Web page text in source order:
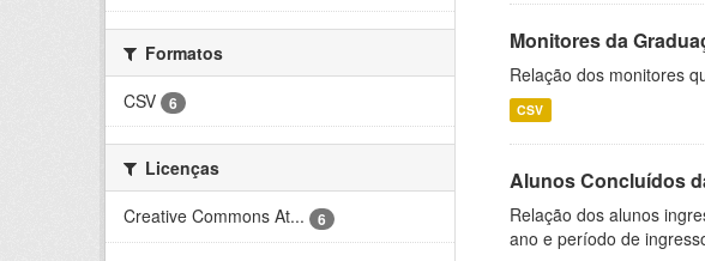
Formatos
CSV
6
Licenças
Creative Commons At...
6
Monitores da
Relação dos monitores
CSV
Alunos Concluídos
Relação dos alunos
ano e período de